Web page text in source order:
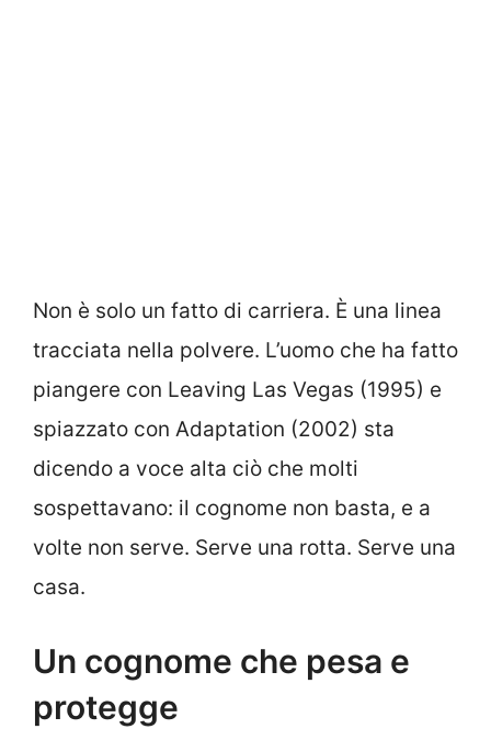
Non è solo un fatto di carriera. È una linea
tracciata nella polvere. L’uomo che ha fatto
piangere con Leaving Las Vegas (1995) e
spiazzato con Adaptation (2002) sta
dicendo a voce alta ciò che molti
sospettavano: il cognome non basta, e a
volte non serve. Serve una rotta. Serve una
casa.
Un cognome che pesa e
protegge